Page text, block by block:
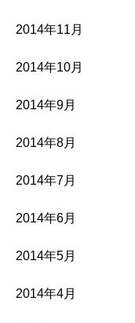
2014年11月
2014年10月
2014年9月
2014年8月
2014年7月
2014年6月
2014年5月
2014年4月